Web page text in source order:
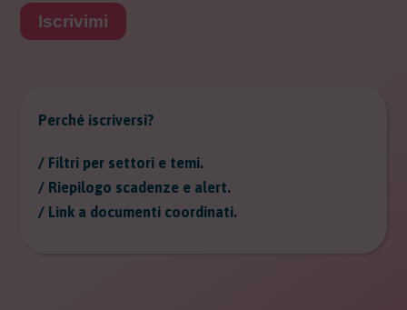
Iscrivimi
Perché iscriversi?
/ Filtri per settori e temi.
/ Riepilogo scadenze e alert.
/ Link a documenti coordinati.